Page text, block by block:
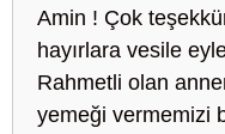
Amin ! Çok
hayırlara vesile
Rahmetli olan
yemeği vermemizi